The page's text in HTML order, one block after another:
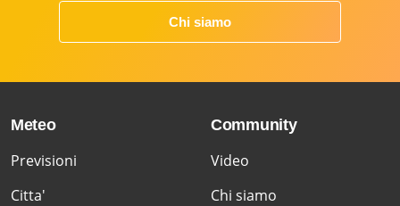
Chi siamo
Meteo
Previsioni
Citta'
Community
Video
Chi siamo